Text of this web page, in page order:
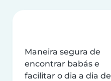
Maneira segura de
encontrar babás e
facilitar o dia a dia de